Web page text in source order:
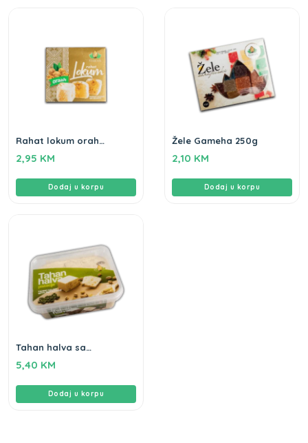
Rahat lokum orah
2,95 KM
Dodaj u korpu
Žele Gameha 250g
2,10 KM
Dodaj u korpu
Tahan halva sa
250g
5,40 KM
Dodaj u korpu